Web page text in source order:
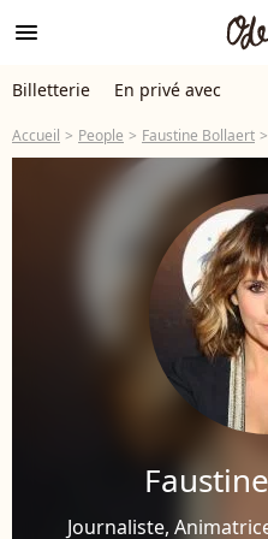
menu
Billetterie En privé avec
Accueil People Faustine Bollaert
Journaliste,